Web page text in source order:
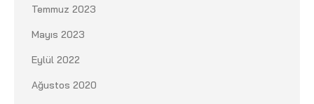
Temmuz 2023
Mayıs 2023
Eylül 2022
Ağustos 2020